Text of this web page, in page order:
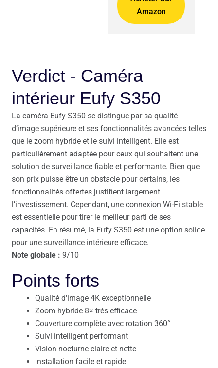
Amazon
Verdict - Caméra
intérieur Eufy S350
La caméra Eufy S350 se distingue par sa qualité
d’image supérieure et ses fonctionnalités avancées telles
que le zoom hybride et le suivi intelligent. Elle est
particulièrement adaptée pour ceux qui souhaitent une
solution de surveillance fiable et performante. Bien que
son prix puisse être un obstacle pour certains, les
fonctionnalités offertes justifient largement
l’investissement. Cependant, une connexion Wi-Fi stable
est essentielle pour tirer le meilleur parti de ses
capacités. En résumé, la Eufy S350 est une option solide
pour une surveillance intérieure efficace.
Note globale : 9/10
Points forts
Qualité d'image 4K exceptionnelle
Zoom hybride 8× très efficace
Couverture complète avec rotation 360°
Suivi intelligent performant
Vision nocturne claire et nette
Installation facile et rapide